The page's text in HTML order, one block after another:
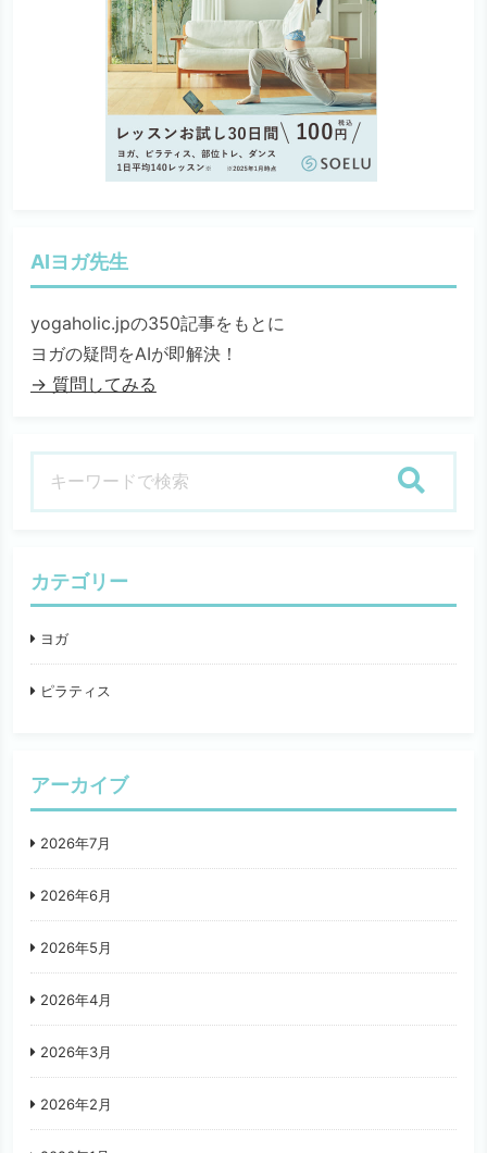
AIヨガ先生
yogaholic.jpの350記事をもとに
ヨガの疑問をAIが即解決！
→ 質問してみる
カテゴリー
ヨガ
ピラティス
アーカイブ
2026年7月
2026年6月
2026年5月
2026年4月
2026年3月
2026年2月